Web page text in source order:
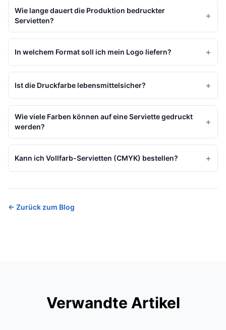
Wie lange dauert die Produktion bedruckter
Servietten?
+
In welchem Format soll ich mein Logo liefern? +
Ist die Druckfarbe lebensmittelsicher? +
Wie viele Farben können auf eine Serviette gedruckt
werden?
+
Kann ich Vollfarb-Servietten (CMYK) bestellen? +
← Zurück zum Blog
Verwandte Artikel